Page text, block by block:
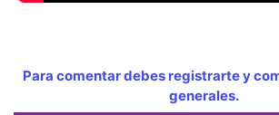
Para comentar debes registrarte y
generales.